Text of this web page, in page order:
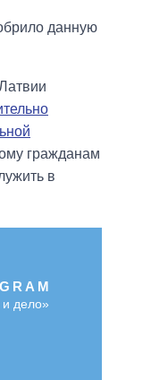
данную
гражданам
в
дело»